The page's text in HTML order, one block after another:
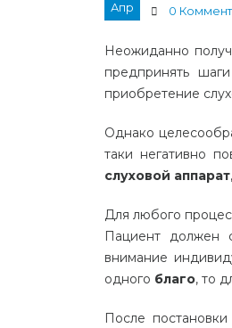
Апр
0
Неожиданно
предпринять
приобретение
Однако
таки негативно
слуховой аппарат
Для любого
Пациент должен
внимание
одного благо, то
После